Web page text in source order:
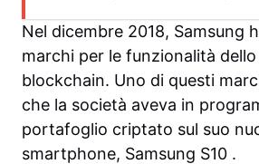
Nel dicembre 2018, Samsung
marchi per le funzionalità
blockchain. Uno di questi
che la società aveva in
portafoglio criptato sul suo
smartphone, Samsung S10 .